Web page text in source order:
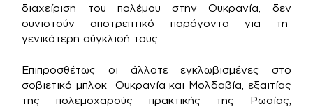
διαχείριση του πολέμου στην Ουκρανία, δεν
συνιστούν αποτρεπτικό παράγοντα για τη
γενικότερη σύγκλισή τους.
Επιπροσθέτως οι άλλοτε εγκλωβισμένες στο
σοβιετικό μπλοκ Ουκρανία και Μολδαβία, εξαιτίας
της πολεμοχαρούς πρακτικής της Ρωσίας,